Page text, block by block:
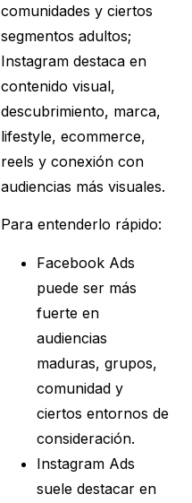
comunidades y ciertos
segmentos adultos;
Instagram destaca en
contenido visual,
descubrimiento, marca,
lifestyle, ecommerce,
reels y conexión con
audiencias más visuales.
Para entenderlo rápido:
Facebook Ads
puede ser más
fuerte en
audiencias
maduras, grupos,
comunidad y
ciertos entornos de
consideración.
Instagram Ads
suele destacar en